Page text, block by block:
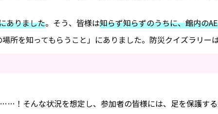
ありました。そう、皆様は知らず知らずのうちに、館内の
所を知ってもらうこと」にありました。防災クイズラリ
！そんな状況を想定し、参加者の皆様には、足を保護す